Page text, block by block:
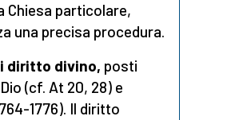
Chiesa particolare,
una precisa procedura.
diritto divino, posti
(cf. At 20, 28) e
1776). Il diritto